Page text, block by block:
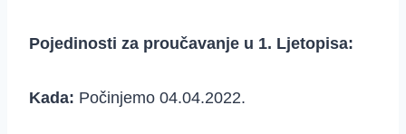
Pojedinosti za proučavanje u 1. Ljetopisa:
Kada: Počinjemo 04.04.2022.